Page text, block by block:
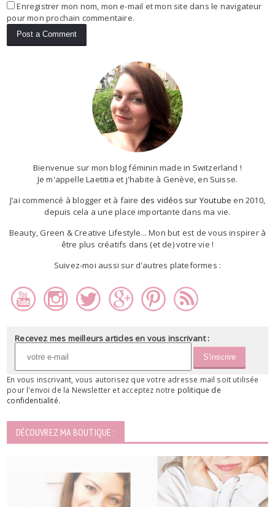
Enregistrer mon nom, mon e-mail et mon site dans le navigateur
pour mon prochain commentaire.
Bienvenue sur mon blog féminin made in Switzerland !
Je m'appelle Laetitia et j'habite à Genève, en Suisse.
J’ai commencé à blogger et à faire des vidéos sur Youtube en 2010,
depuis cela a une place importante dans ma vie.
Beauty, Green & Creative Lifestyle... Mon but est de vous inspirer à
être plus créatifs dans (et de) votre vie !
Suivez-moi aussi sur d'autres plateformes :
Recevez mes meilleurs articles en vous inscrivant :
En vous inscrivant, vous autorisez que votre adresse mail soit utilisée
pour l'envoi de la Newsletter et acceptez notre politique de
confidentialité.
DÉCOUVREZ MA BOUTIQUE :